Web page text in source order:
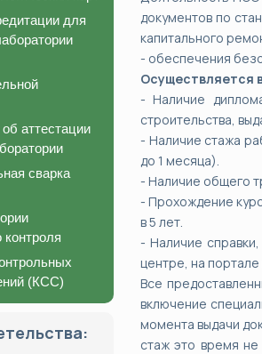
для
аттестации
сварка
(КСС)
документов по
капитального
- обеспечения
Осуществляется
- Наличие
строительства,
- Наличие стажа
до 1 месяца).
- Наличие общего
- Прохождение
в 5 лет.
- Наличие
центре, на портале
Все
включение
момента выдачи
стаж это время не